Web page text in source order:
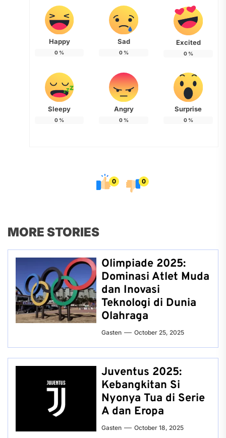
Happy
0 %
Sad
0%
Excited
0%
Sleepy
0 %
Angry
0%
Surprise
0%
0 0
MORE STORIES
Olimpiade 2025:
Dominasi Atlet Muda
dan Inovasi
Teknologi di Dunia
Olahraga
Gasten October 25, 2025
Juventus 2025:
Kebangkitan Si
Nyonya Tua di Serie
A dan Eropa
Gasten October 18, 2025